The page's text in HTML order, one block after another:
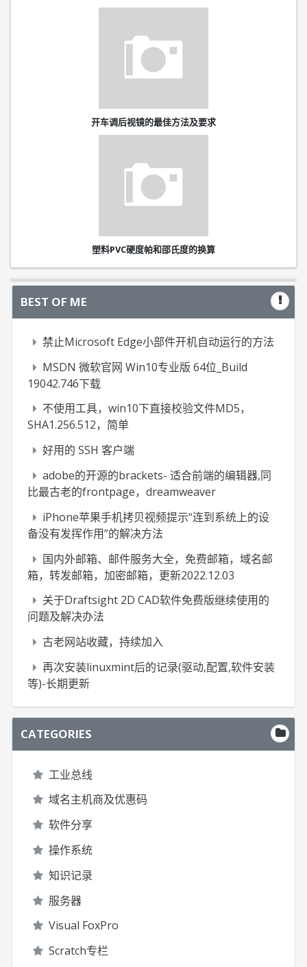
开车调后视镜的最佳方法及要求
塑料PVC硬度帕和邵氏度的换算
BEST OF ME
禁止Microsoft Edge小部件开机自动运行的方法
MSDN 微软官网 Win10专业版 64位_Build
19042.746下载
不使用工具，win10下直接校验文件MD5，
SHA1.256.512，简单
好用的 SSH 客户端
adobe的开源的brackets- 适合前端的编辑器,同
比最古老的frontpage，dreamweaver
iPhone苹果手机拷贝视频提示“连到系统上的设
备没有发挥作用”的解决方法
国内外邮箱、邮件服务大全，免费邮箱，域名邮
箱，转发邮箱，加密邮箱，更新2022.12.03
关于Draftsight 2D CAD软件免费版继续使用的
问题及解决办法
古老网站收藏，持续加入
再次安装linuxmint后的记录(驱动,配置,软件安装
等)-长期更新
CATEGORIES
工业总线
域名主机商及优惠码
软件分享
操作系统
知识记录
服务器
Visual FoxPro
Scratch专栏